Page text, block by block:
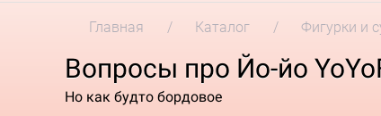
Главная Каталог Фигурки и
Вопросы про Йо-йо
Но как будто бордовое